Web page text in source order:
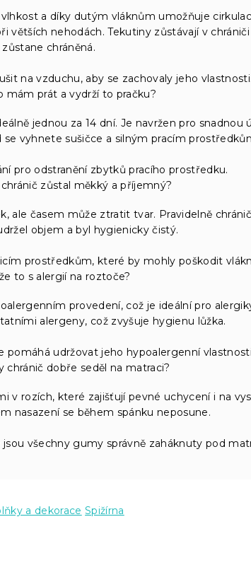
a díky dutým vláknům umožňuje
větších nehodách. Tekutiny zůstávají v
zůstane chráněná.
na vzduchu, aby se zachovaly jeho vlastnosti.
mám prát a vydrží to pračku?
jednou za 14 dní. Je navržen pro snadnou
se vyhnete sušičce a silným pracím
pro odstranění zbytků pracího prostředku.
zůstal měkký a příjemný?
ale časem může ztratit tvar. Pravidelně
objem a byl hygienicky čistý.
prostředkům, které by mohly poškodit
to s alergií na roztoče?
provedení, což je ideální pro
alergeny, což zvyšuje hygienu lůžka.
pomáhá udržovat jeho hypoalergenní
chránič dobře seděl na matraci?
v rozích, které zajišťují pevné uchycení i na
nasazení se během spánku neposune.
všechny gumy správně zaháknuty pod
a dekorace Spižírna